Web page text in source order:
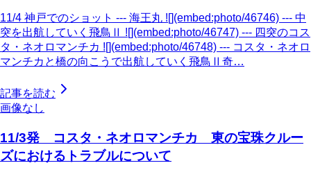
11/4 神戸でのショット --- 海王丸 ![](embed:photo/46746) --- 中
突を出航していく飛鳥Ⅱ ![](embed:photo/46747) --- 四突のコス
タ・ネオロマンチカ ![](embed:photo/46748) --- コスタ・ネオロ
マンチカと橋の向こうで出航していく飛鳥Ⅱ奇…
記事を読む
画像なし
11/3発 コスタ・ネオロマンチカ 東の宝珠クルー
ズにおけるトラブルについて